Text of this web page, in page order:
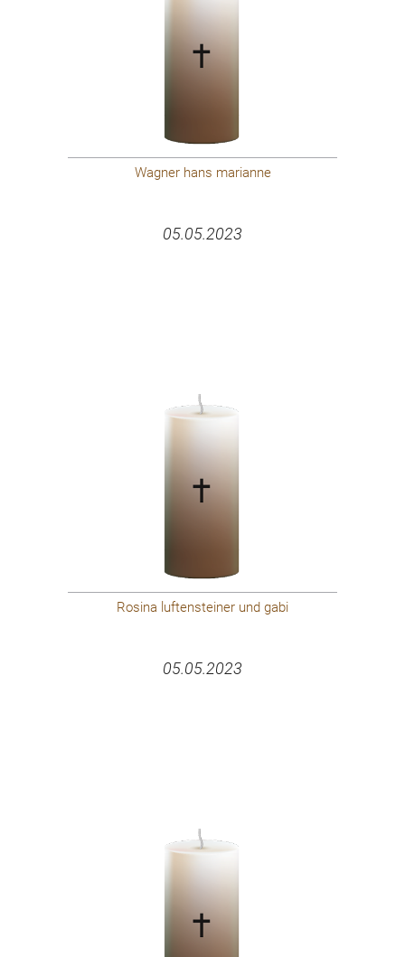
Wagner hans marianne
05.05.2023
Rosina luftensteiner und gabi
05.05.2023